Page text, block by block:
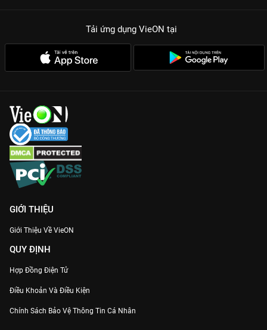
Tải ứng dụng VieON tại
GIỚI THIỆU
Giới Thiệu Về VieON
QUY ĐỊNH
Hợp Đồng Điện Tử
Điều Khoản Và Điều Kiện
Chính Sách Bảo Vệ Thông Tin Cá Nhân